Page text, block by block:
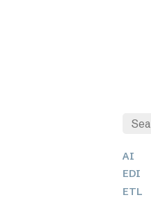
AI
EDI
ETL